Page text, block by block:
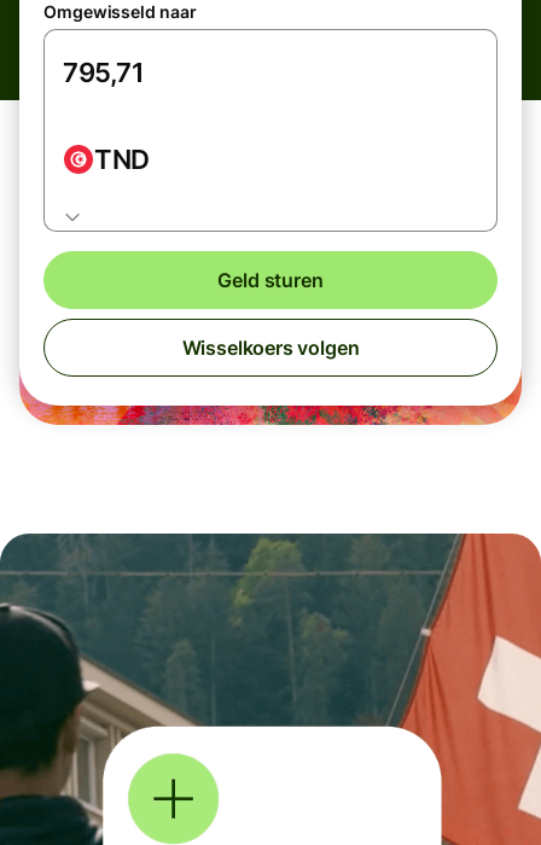
Omgewisseld naar
TND
Geld sturen
Wisselkoers volgen